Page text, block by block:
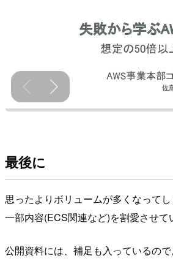
最後に
思ったよりボリュームが多くなって
一部内容(ECS関連など)を割愛させて
公開資料には、補足も入っているの